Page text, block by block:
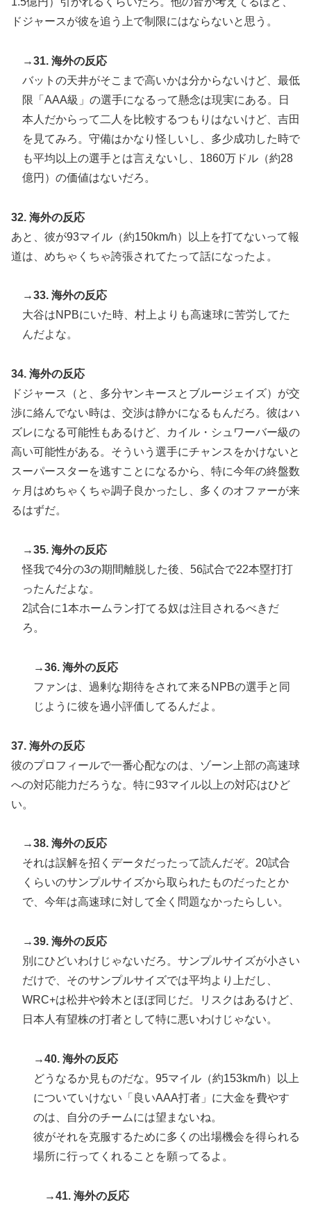
ドジャースが彼を追う上で制限にはならないと思う。
→31. 海外の反応
バットの天井がそこまで高いかは分からないけど、最低
限「AAA級」の選手になるって懸念は現実にある。日
本人だからって二人を比較するつもりはないけど、吉田
を見てみろ。守備はかなり怪しいし、多少成功した時で
も平均以上の選手とは言えないし、1860万ドル（約28
億円）の価値はないだろ。
32. 海外の反応
あと、彼が93マイル（約150km/h）以上を打てないって報
道は、めちゃくちゃ誇張されてたって話になったよ。
→33. 海外の反応
大谷はNPBにいた時、村上よりも高速球に苦労してた
んだよな。
34. 海外の反応
ドジャース（と、多分ヤンキースとブルージェイズ）が交
渉に絡んでない時は、交渉は静かになるもんだろ。彼はハ
ズレになる可能性もあるけど、カイル・シュワーバー級の
高い可能性がある。そういう選手にチャンスをかけないと
スーパースターを逃すことになるから、特に今年の終盤数
ヶ月はめちゃくちゃ調子良かったし、多くのオファーが来
るはずだ。
→35. 海外の反応
怪我で4分の3の期間離脱した後、56試合で22本塁打打
ったんだよな。
2試合に1本ホームラン打てる奴は注目されるべきだ
ろ。
→36. 海外の反応
ファンは、過剰な期待をされて来るNPBの選手と同
じように彼を過小評価してるんだよ。
37. 海外の反応
彼のプロフィールで一番心配なのは、ゾーン上部の高速球
への対応能力だろうな。特に93マイル以上の対応はひど
い。
→38. 海外の反応
それは誤解を招くデータだったって読んだぞ。20試合
くらいのサンプルサイズから取られたものだったとか
で、今年は高速球に対して全く問題なかったらしい。
→39. 海外の反応
別にひどいわけじゃないだろ。サンプルサイズが小さい
だけで、そのサンプルサイズでは平均より上だし、
WRC+は松井や鈴木とほぼ同じだ。リスクはあるけど、
日本人有望株の打者として特に悪いわけじゃない。
→40. 海外の反応
どうなるか見ものだな。95マイル（約153km/h）以上
についていけない「良いAAA打者」に大金を費やす
のは、自分のチームには望まないね。
彼がそれを克服するために多くの出場機会を得られる
場所に行ってくれることを願ってるよ。
→41. 海外の反応